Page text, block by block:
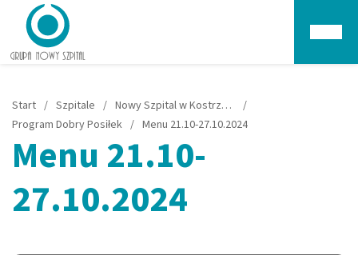
Start / Szpitale / Nowy Szpital w Kostrzynie nad Odrą
/
Program Dobry Posiłek / Menu 21.10-27.10.2024
Menu 21.10-
27.10.2024